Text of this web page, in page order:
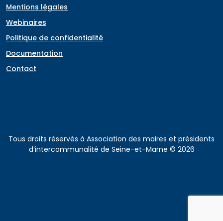
Mentions légales
Webinaires
Politique de confidentialité
Documentation
Contact
Tous droits réservés à Association des maires et présidents
d’intercommunalité de Seine-et-Marne © 2026